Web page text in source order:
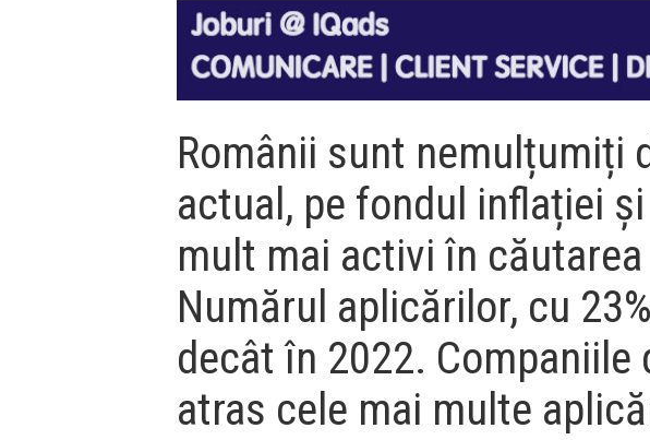
Românii sunt nemulțumiți
actual, pe fondul inflației
mult mai activi în
Numărul aplicărilor, cu
decât în 2022. Companiile
atras cele mai multe